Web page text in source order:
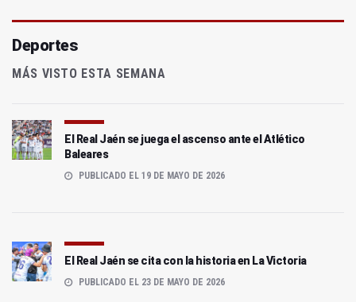
Deportes
MÁS VISTO ESTA SEMANA
El Real Jaén se juega el ascenso ante el Atlético
Baleares
PUBLICADO EL 19 DE MAYO DE 2026
El Real Jaén se cita con la historia en La Victoria
PUBLICADO EL 23 DE MAYO DE 2026